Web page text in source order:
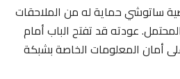
حماية له من الملاحقات
عودته قد تفتح الباب أمام
أمان المعلومات الخاصة بشبكة